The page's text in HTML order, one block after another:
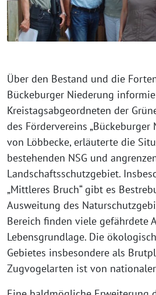
Über den Bestand und die
Bückeburger Niederung
Kreistagsabgeordneten der
des Fördervereins „Bückeburger
von Löbbecke, erläuterte die
bestehenden NSG und
Landschaftsschutzgebiet.
„Mittleres Bruch“ gibt es
Ausweitung des
Bereich finden viele gefährdete
Lebensgrundlage. Die
Gebietes insbesondere als
Zugvogelarten ist von